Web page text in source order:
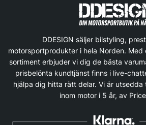
DDESIGN säljer bilstyling,
motorsportprodukter i hela Norden. Med
sortiment erbjuder vi dig de bästa
prisbelönta kundtjänst finns i live-
hjälpa dig hitta rätt delar. Vi är utsedda
inom motor i 5 år, av